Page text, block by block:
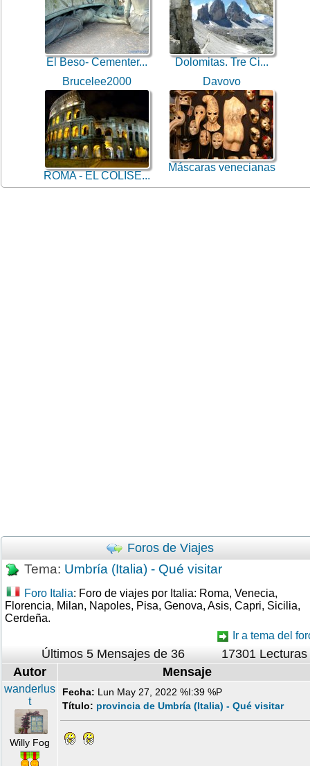
El Beso- Cementer...
Dolomitas. Tre Ci...
Brucelee2000
ROMA - EL COLISE...
Davovo
Máscaras venecianas
Foros de Viajes
Tema: Umbría (Italia) - Qué visitar
Foro Italia: Foro de viajes por Italia: Roma, Venecia,
Florencia, Milan, Napoles, Pisa, Genova, Asis, Capri, Sicilia,
Cerdeña.
Ir a tema del
Últimos 5 Mensajes de 36
17301 Lecturas
Autor
Mensaje
wanderlus
t
Willy Fog
Fecha: Lun May 27, 2022 %I:39 %P
Título: provincia de Umbría (Italia) - Qué visitar